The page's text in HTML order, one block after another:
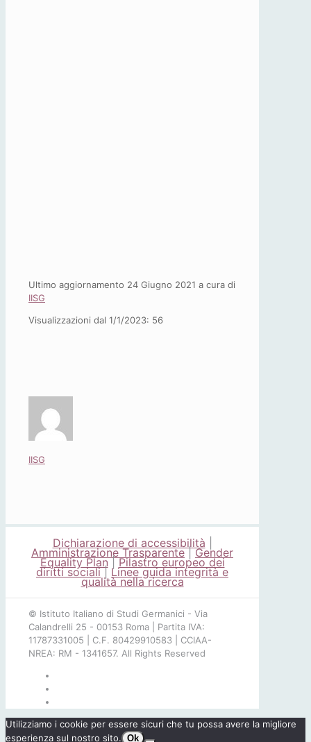
Ultimo aggiornamento 24 Giugno 2021 a cura di
IISG
Visualizzazioni dal 1/1/2023: 56
IISG
Dichiarazione di accessibilità
Amministrazione Trasparente|Gender
Equality Plan|Pilastro europeo dei
diritti sociali| Linee guida integrità e
qualità nella ricerca
© Istituto Italiano di Studi Germanici - Via
Calandrelli 25 - 00153 Roma | Partita IVA:
11787331005 | C.F. 80429910583 | CCIAA-
NREA: RM - 1341657. All Rights Reserved
Utilizziamo i cookie per essere sicuri che tu possa avere la migliore
esperienza sul nostro sito. Ok